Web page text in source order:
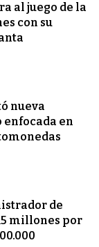
al juego de la
con su
nueva
en
de
millones por